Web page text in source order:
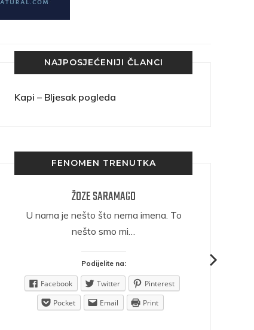
NAJPOSJEĆENIJI ČLANCI
Kapi – Bljesak pogleda
FENOMEN TRENUTKA
ŽOZE SARAMAGO
U nama je nešto što nema imena. To
nešto smo mi…
Podijelite na:
Facebook Twitter
Pinterest
Pocket
Email Print